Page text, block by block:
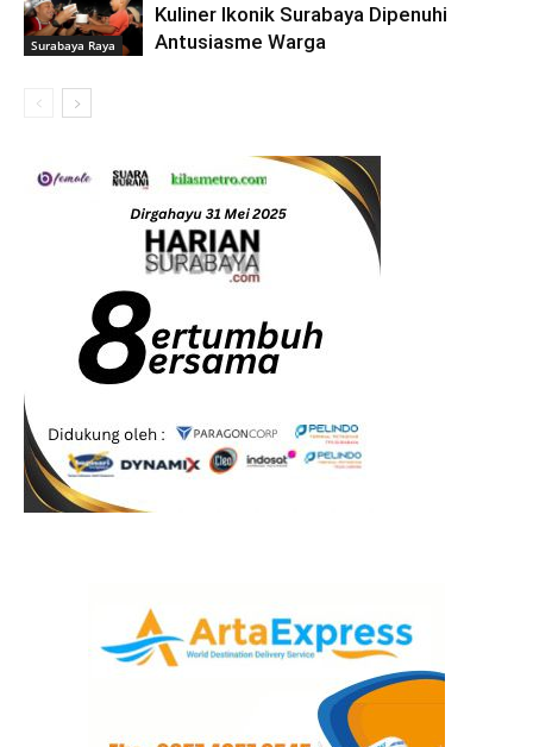
Surabaya Raya
Kuliner Ikonik Surabaya Dipenuhi
Antusiasme Warga